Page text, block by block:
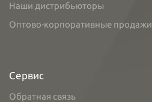
Наши дистрибьюторы
Оптово-корпоративные продажи
Сервис
Обратная связь